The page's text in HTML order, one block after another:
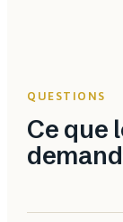
QUESTIONS
Ce que